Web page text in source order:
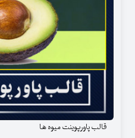
قالب پاورپوینت میوه ها